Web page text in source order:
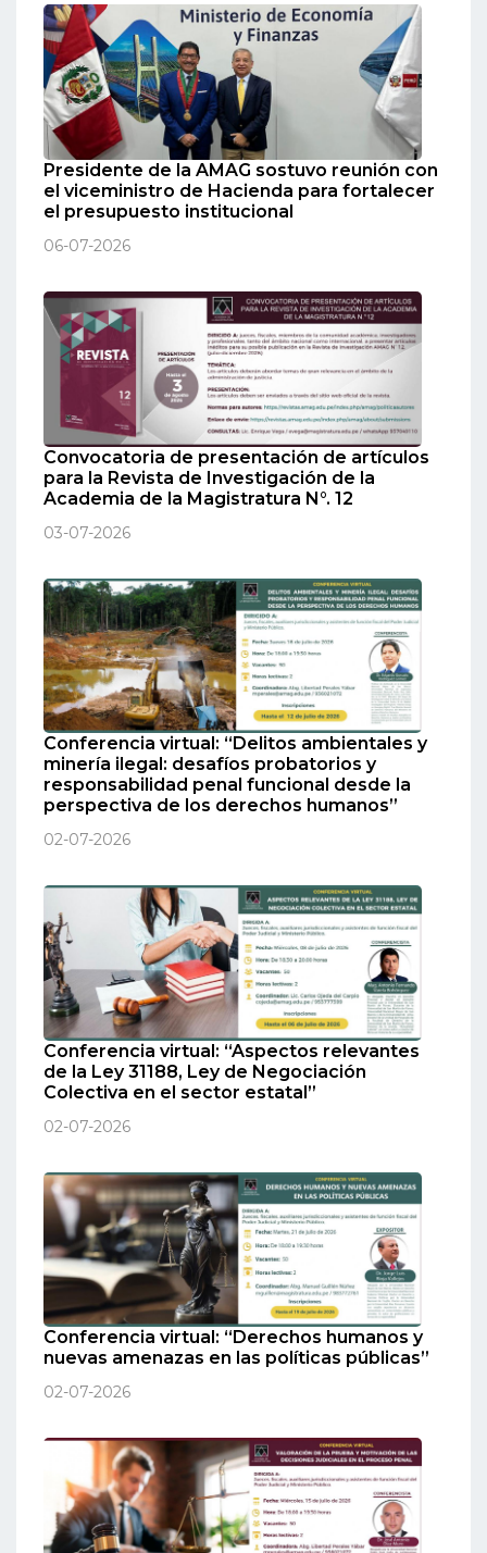
Presidente de la AMAG sostuvo reunión con
el viceministro de Hacienda para fortalecer
el presupuesto institucional
06-07-2026
Convocatoria de presentación de artículos
para la Revista de Investigación de la
Academia de la Magistratura N°. 12
03-07-2026
Conferencia virtual: “Delitos ambientales y
minería ilegal: desafíos probatorios y
responsabilidad penal funcional desde la
perspectiva de los derechos humanos”
02-07-2026
Conferencia virtual: “Aspectos relevantes
de la Ley 31188, Ley de Negociación
Colectiva en el sector estatal”
02-07-2026
Conferencia virtual: “Derechos humanos y
nuevas amenazas en las políticas públicas”
02-07-2026